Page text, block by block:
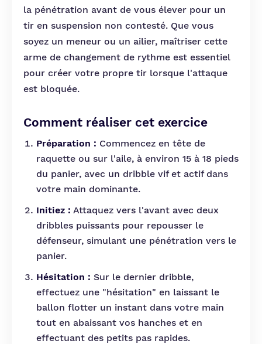
la pénétration avant de vous élever pour un
tir en suspension non contesté. Que vous
soyez un meneur ou un ailier, maîtriser cette
arme de changement de rythme est essentiel
pour créer votre propre tir lorsque l'attaque
est bloquée.
Comment réaliser cet exercice
Préparation : Commencez en tête de
raquette ou sur l'aile, à environ 15 à 18 pieds
du panier, avec un dribble vif et actif dans
votre main dominante.
Initiez : Attaquez vers l'avant avec deux
dribbles puissants pour repousser le
défenseur, simulant une pénétration vers le
panier.
Hésitation : Sur le dernier dribble,
effectuez une "hésitation" en laissant le
ballon flotter un instant dans votre main
tout en abaissant vos hanches et en
effectuant des petits pas rapides.